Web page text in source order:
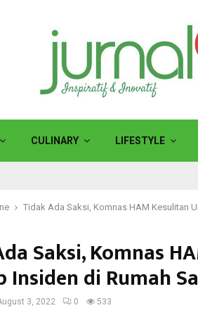
CULINARY LIFESTYLE
Tidak Ada Saksi, Komnas HAM Kesulitan
Saksi, Komnas
Insiden di Rumah
3, 2022 0 533